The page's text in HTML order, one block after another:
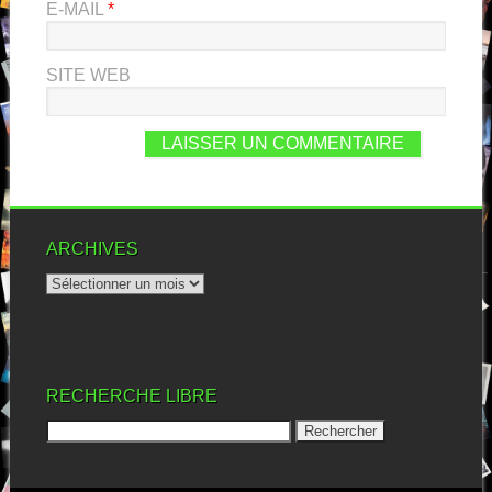
E-MAIL *
SITE WEB
ARCHIVES
RECHERCHE LIBRE